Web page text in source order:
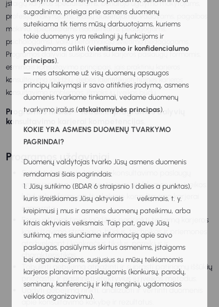
sugadinimo, prieiga prie asmens duomenų
suteikiama tik tiems mūsų darbuotojams, kuriems
tokie duomenys yra reikalingi jų funkcijoms ir
pavedimams atlikti (vientisumo ir konfidencialumo
principas).
— mes atsakome už visų duomenų apsaugos
principų laikymąsi ir savo atitikties įrodymą, asmens
duomenis tvarkome tinkamai, vedame duomenų
tvarkymo įrašus (atskaitomybės principas).
KOKIE YRA ASMENS DUOMENŲ TVARKYMO
PAGRINDAI?
Duomenų valdytojas tvarko Jūsų asmens duomenis
remdamasi šiais pagrindais:
1. Jūsų sutikimo (BDAR 6 straipsnio 1 dalies a punktas),
kuris išreiškiamas Jūsų aktyviais veiksmais, t. y.
kreipimusi į mus ir asmens duomenų pateikimu, arba
kitais aktyviais veiksmais. Taip pat, gavę Jūsų
sutikimą, mes siunčiame informaciją apie savo
paslaugas, pasiūlymus skirtus asmenims, įstaigoms
bei organizacijoms, susijusius su mūsų teikiamomis
karjeros planavimo paslaugomis (konkursų, parodų,
seminarų, konferencijų ir kitų renginių, ugdomosios
veiklos organizavimu).
įstaigų karjeros specialistams, bendrojo ugdymo mokytojams,
profesijų mokytojams, klasių auklėtojams/ vadovams, pagalbos
mokiniui specialistams (socialiniams pedagogams,
psichologams), vaikų neformaliojo švietimo pedagogams.
Programos dalyviai susipažins su karjeros paslaugų formomis,
esminiais konsultavimo principais, įgis praktinių karjeros
konsultavimo įgūdžių, gebės identifikuoti tipines karjeros
konsultavimo problemas, išmoks jų įveikos būdų.
Programos tikslas – tobulinti programos dalyvių
konsultavimo karjerai kompetencijas.
Programos uždaviniai
Suteikti žinių apie karjeros konsultavimo paslaugų
organizavimą, procesus, tipines problemas ir jų įveikos
būdus bei formuoti šiuolaikinio konsultavimo karjerai
sampratą.
Formuoti praktinius įgūdžius pasirinkti tinkamą karjeros
konsultavimo strategiją, būdus, technikas ir priemones
atsižvelgiant į konkrečius tikslus, poreikius ir
charakteristikas.
Tobulinti gebėjimą atpažinti ir suprasti patiriamų iššūkių
priežastis ir pasirinkti efektyvius jų įveikos metodus.
Ugdyti gebėjimą rinkti, analizuoti ir vertinti duomenis
apie konsultavimo kokybę ir rezultatus.